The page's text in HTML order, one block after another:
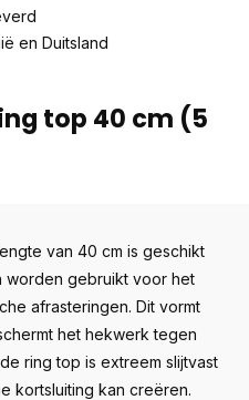
en Duitsland
top 40 cm (5
van 40 cm is geschikt
worden gebruikt voor het
afrasteringen. Dit vormt
het hekwerk tegen
ring top is extreem slijtvast
kortsluiting kan creëren.